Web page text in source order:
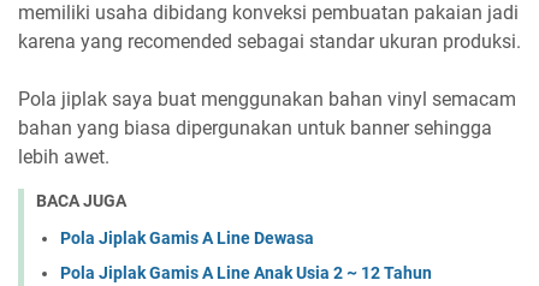
memiliki usaha dibidang konveksi pembuatan pakaian jadi
karena yang recomended sebagai standar ukuran produksi.
Pola jiplak saya buat menggunakan bahan vinyl semacam
bahan yang biasa dipergunakan untuk banner sehingga
lebih awet.
BACA JUGA
Pola Jiplak Gamis A Line Dewasa
Pola Jiplak Gamis A Line Anak Usia 2 ~ 12 Tahun